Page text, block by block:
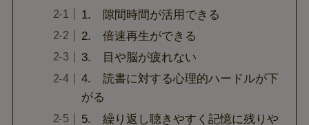
1. 隙間時間が活用できる
2. 倍速再生ができる
3. 目や脳が疲れない
4. 読書に対する心理的ハードルが下
がる
5. 繰り返し聴きやすく記憶に残りや